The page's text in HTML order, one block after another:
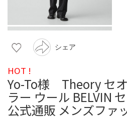
シェア
HOT !
Yo-To様 Theory セ
ラー ウール BELVIN
公式通販 メンズファ